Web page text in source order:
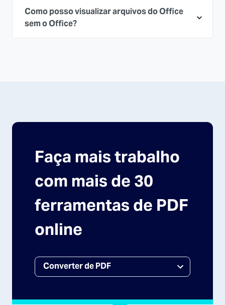
Como posso visualizar arquivos do Office
sem o Office?
Faça mais trabalho
com mais de 30
ferramentas de PDF
online